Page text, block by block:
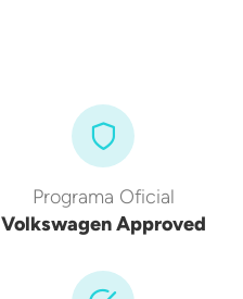
Programa Oficial
Volkswagen Approved